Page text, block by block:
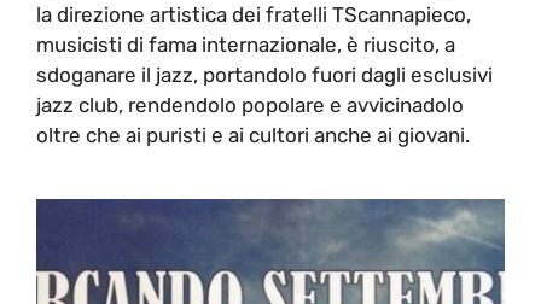
la direzione artistica dei fratelli TScannapieco,
musicisti di fama internazionale, è riuscito, a
sdoganare il jazz, portandolo fuori dagli esclusivi
jazz club, rendendolo popolare e avvicinadolo
oltre che ai puristi e ai cultori anche ai giovani.